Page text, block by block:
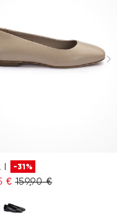
I -31%
€ 159,90 €